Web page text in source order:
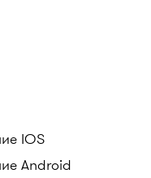
и другие.
IOS
Android